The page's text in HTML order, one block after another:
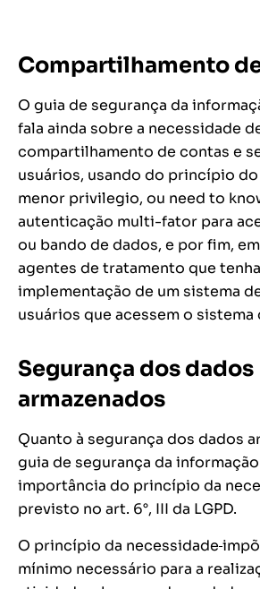
Compartilhamento
O guia de segurança da
fala ainda sobre a necessidade
compartilhamento de contas e
usuários, usando do princípio do
menor privilegio, ou need to
autenticação multi-fator para
ou bando de dados, e por fim,
agentes de tratamento que
implementação de um sistema
usuários que acessem o sistema
Segurança dos dados
armazenados
Quanto à segurança dos dados
guia de segurança da
importância do princípio da
previsto no art. 6°, III da LGPD.
O princípio da necessidade
mínimo necessário para a